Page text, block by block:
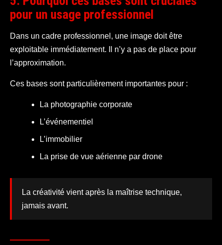
pour un usage professionnel
Dans un cadre professionnel, une image doit être
exploitable immédiatement. Il n’y a pas de place pour
l’approximation.
Ces bases sont particulièrement importantes pour :
La photographie corporate
L’événementiel
L’immobilier
La prise de vue aérienne par drone
La créativité vient après la maîtrise technique,
jamais avant.